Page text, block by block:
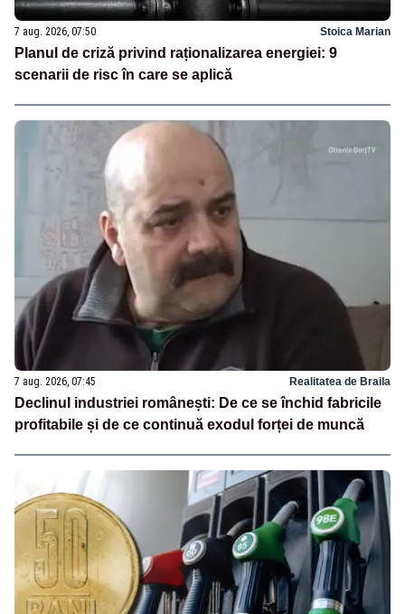
7 aug. 2026, 07:50 Stoica Marian
Planul de criză privind raționalizarea energiei: 9
scenarii de risc în care se aplică
7 aug. 2026, 07:45 Realitatea de Braila
Declinul industriei românești: De ce se închid fabricile
profitabile și de ce continuă exodul forței de muncă